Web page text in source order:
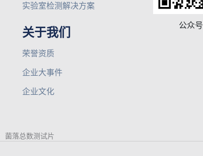
实验室检测解决方案
关于我们
荣誉资质
企业大事件
企业文化
公众号
菌落总数测试片